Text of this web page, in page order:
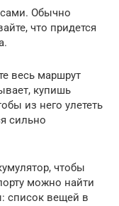
Обычно
что придется
весь маршрут
купишь
из него улететь
сильно
чтобы
можно найти
список вещей в